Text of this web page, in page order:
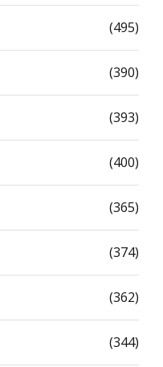
(495)
(390)
(393)
(400)
(365)
(374)
(362)
(344)